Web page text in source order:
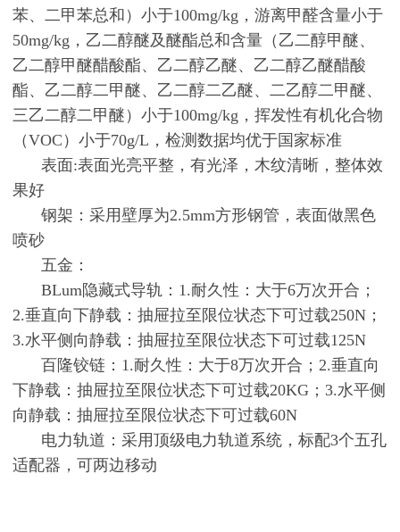
苯、二甲苯总和）小于100mg/kg，游离甲醛含量小于
50mg/kg，乙二醇醚及醚酯总和含量（乙二醇甲醚、
乙二醇甲醚醋酸酯、乙二醇乙醚、乙二醇乙醚醋酸
酯、乙二醇二甲醚、乙二醇二乙醚、二乙醇二甲醚、
三乙二醇二甲醚）小于100mg/kg，挥发性有机化合物
（VOC）小于70g/L，检测数据均优于国家标准
表面:表面光亮平整，有光泽，木纹清晰，整体效
果好
钢架：采用壁厚为2.5mm方形钢管，表面做黑色
喷砂
五金：
BLum隐藏式导轨：1.耐久性：大于6万次开合；
2.垂直向下静载：抽屉拉至限位状态下可过载250N；
3.水平侧向静载：抽屉拉至限位状态下可过载125N
百隆铰链：1.耐久性：大于8万次开合；2.垂直向
下静载：抽屉拉至限位状态下可过载20KG；3.水平侧
向静载：抽屉拉至限位状态下可过载60N
电力轨道：采用顶级电力轨道系统，标配3个五孔
适配器，可两边移动